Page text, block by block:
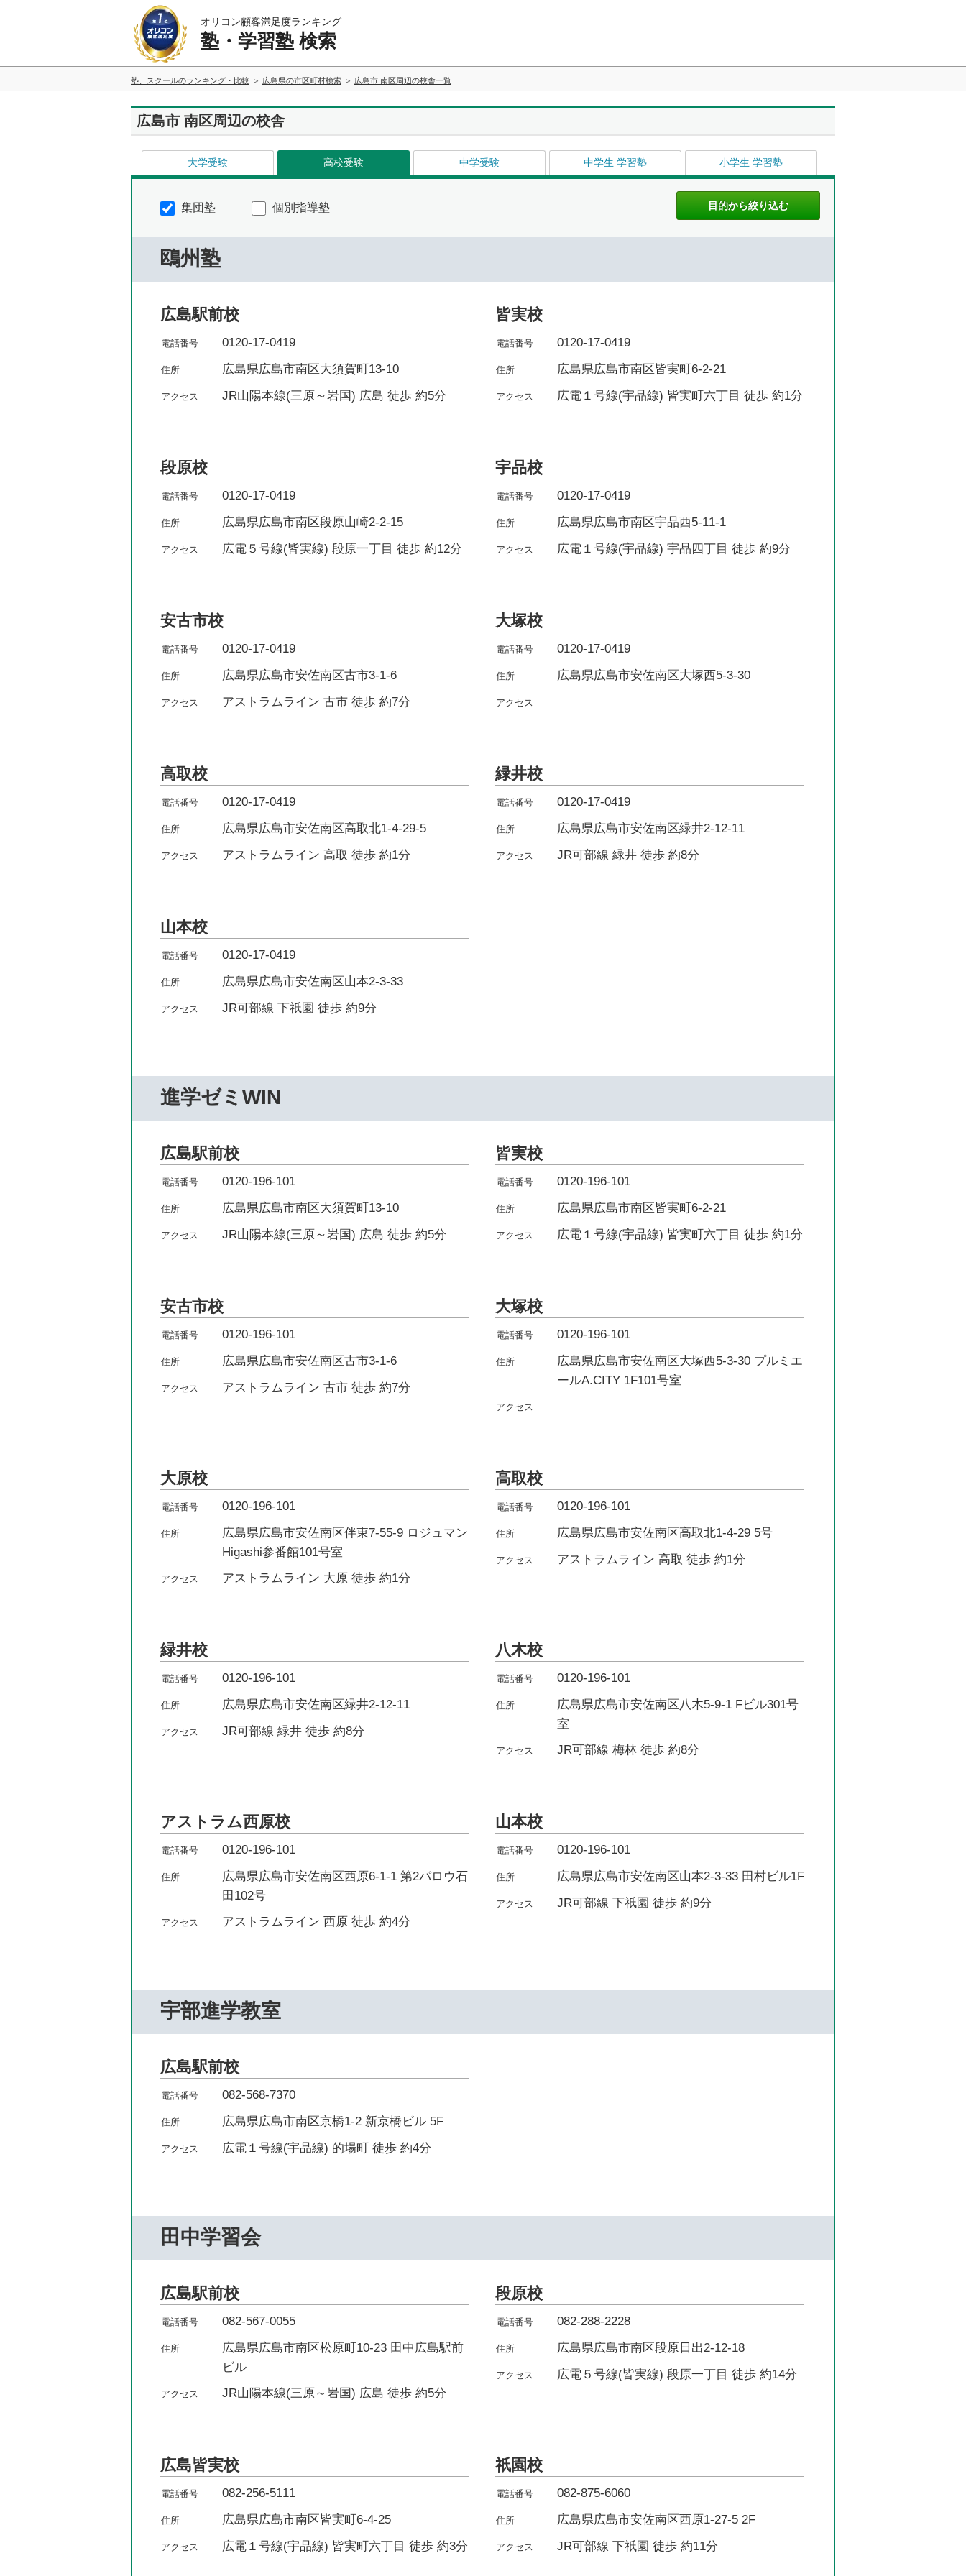
オリコン顧客満足度ランキング
塾・学習塾 検索
塾、スクールのランキング・比較 広島県の市区町村検索 広島市 南区周辺の校舎一覧
広島市 南区周辺の校舎
大学受験 高校受験 中学受験 中学生 学習塾 小学生 学習塾
集団塾 個別指導塾
鴎州塾
広島駅前校
0120-17-0419
広島県広島市南区大須賀町13-10
JR山陽本線(三原～岩国) 広島 徒歩 約5分
皆実校
0120-17-0419
広島県広島市南区皆実町6-2-21
広電１号線(宇品線) 皆実町六丁目 徒歩 約1分
段原校
0120-17-0419
広島県広島市南区段原山崎2-2-15
広電５号線(皆実線) 段原一丁目 徒歩 約12分
宇品校
0120-17-0419
広島県広島市南区宇品西5-11-1
広電１号線(宇品線) 宇品四丁目 徒歩 約9分
安古市校
0120-17-0419
広島県広島市安佐南区古市3-1-6
アストラムライン 古市 徒歩 約7分
大塚校
0120-17-0419
広島県広島市安佐南区大塚西5-3-30
高取校
0120-17-0419
広島県広島市安佐南区高取北1-4-29-5
アストラムライン 高取 徒歩 約1分
緑井校
0120-17-0419
広島県広島市安佐南区緑井2-12-11
JR可部線 緑井 徒歩 約8分
山本校
0120-17-0419
広島県広島市安佐南区山本2-3-33
JR可部線 下祇園 徒歩 約9分
進学ゼミWIN
広島駅前校
0120-196-101
広島県広島市南区大須賀町13-10
JR山陽本線(三原～岩国) 広島 徒歩 約5分
皆実校
0120-196-101
広島県広島市南区皆実町6-2-21
広電１号線(宇品線) 皆実町六丁目 徒歩 約1分
安古市校
0120-196-101
広島県広島市安佐南区古市3-1-6
アストラムライン 古市 徒歩 約7分
大塚校
0120-196-101
広島県広島市安佐南区大塚西5-3-30 プルミエ
ールA.CITY 1F101号室
大原校
0120-196-101
広島県広島市安佐南区伴東7-55-9 ロジュマン
Higashi参番館101号室
アストラムライン 大原 徒歩 約1分
高取校
0120-196-101
広島県広島市安佐南区高取北1-4-29 5号
アストラムライン 高取 徒歩 約1分
緑井校
0120-196-101
広島県広島市安佐南区緑井2-12-11
JR可部線 緑井 徒歩 約8分
八木校
0120-196-101
広島県広島市安佐南区八木5-9-1 Fビル301号
室
JR可部線 梅林 徒歩 約8分
アストラム西原校
0120-196-101
広島県広島市安佐南区西原6-1-1 第2パロウ石
田102号
アストラムライン 西原 徒歩 約4分
山本校
0120-196-101
広島県広島市安佐南区山本2-3-33 田村ビル1F
JR可部線 下祇園 徒歩 約9分
宇部進学教室
広島駅前校
082-568-7370
広島県広島市南区京橋1-2 新京橋ビル 5F
広電１号線(宇品線) 的場町 徒歩 約4分
田中学習会
広島駅前校
082-567-0055
広島県広島市南区松原町10-23 田中広島駅前
ビル
JR山陽本線(三原～岩国) 広島 徒歩 約5分
段原校
082-288-2228
広島県広島市南区段原日出2-12-18
広電５号線(皆実線) 段原一丁目 徒歩 約14分
広島皆実校
082-256-5111
広島県広島市南区皆実町6-4-25
広電１号線(宇品線) 皆実町六丁目 徒歩 約3分
祇園校
082-875-6060
広島県広島市安佐南区西原1-27-5 2F
JR可部線 下祇園 徒歩 約11分